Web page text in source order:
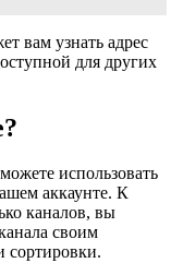
вам узнать адрес
для других
использовать
аккаунте. К
каналов, вы
своим
сортировки.